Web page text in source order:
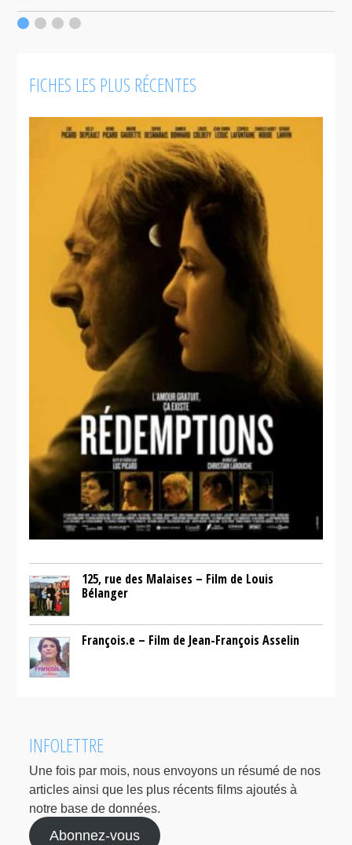
FICHES LES PLUS RÉCENTES
125, rue des Malaises – Film de Louis
Bélanger
François.e – Film de Jean-François Asselin
INFOLETTRE
Une fois par mois, nous envoyons un résumé de nos
articles ainsi que les plus récents films ajoutés à
notre base de données.
Abonnez-vous